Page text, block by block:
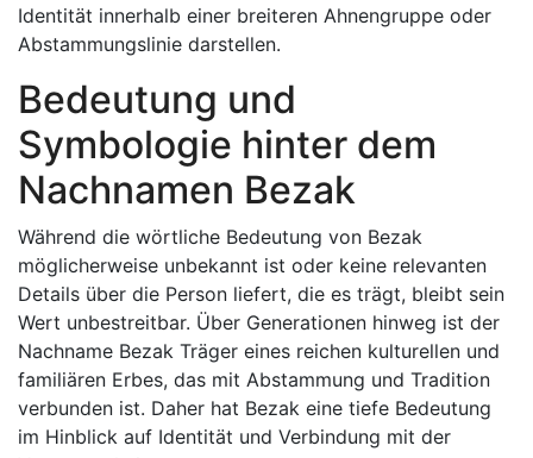
Identität innerhalb einer breiteren Ahnengruppe oder
Abstammungslinie darstellen.
Bedeutung und
Symbologie hinter dem
Nachnamen Bezak
Während die wörtliche Bedeutung von Bezak
möglicherweise unbekannt ist oder keine relevanten
Details über die Person liefert, die es trägt, bleibt sein
Wert unbestreitbar. Über Generationen hinweg ist der
Nachname Bezak Träger eines reichen kulturellen und
familiären Erbes, das mit Abstammung und Tradition
verbunden ist. Daher hat Bezak eine tiefe Bedeutung
im Hinblick auf Identität und Verbindung mit der